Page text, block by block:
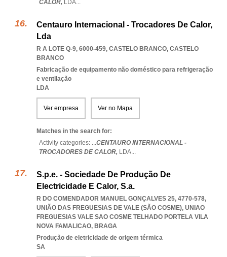
CALOR, LDA...
Centauro Internacional - Trocadores De Calor,
Lda
R A LOTE Q-9, 6000-459, CASTELO BRANCO, CASTELO
BRANCO
Fabricação de equipamento não doméstico para refrigeração
e ventilação
LDA
Ver empresa Ver no Mapa
Matches in the search for:
Activity categories: ...CENTAURO INTERNACIONAL -
TROCADORES DE CALOR, LDA...
S.p.e. - Sociedade De Produção De
Electricidade E Calor, S.a.
R DO COMENDADOR MANUEL GONÇALVES 25, 4770-578,
UNIÃO DAS FREGUESIAS DE VALE (SÃO COSME), UNIAO
FREGUESIAS VALE SAO COSME TELHADO PORTELA VILA
NOVA FAMALICAO, BRAGA
Produção de eletricidade de origem térmica
SA